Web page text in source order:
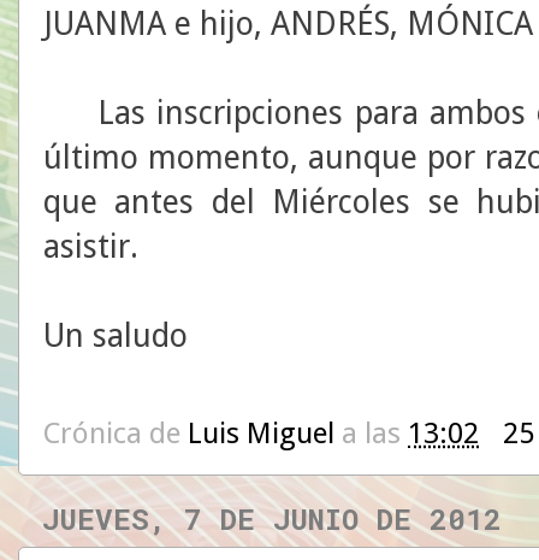
JUANMA e hijo, ANDRÉS,
Las inscripciones para ambos
último momento, aunque por
que antes del Miércoles se
asistir.
Un saludo
Crónica de Luis Miguel a las 13:02
JUEVES, 7 DE JUNIO DE 2012